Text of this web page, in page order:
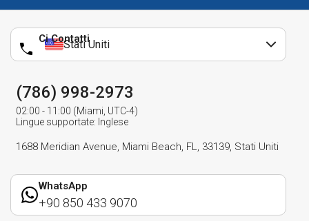
Ci Contatti
Stati Uniti
(786) 998-2973
02:00 - 11:00 (Miami, UTC-4)
Lingue supportate: Inglese
1688 Meridian Avenue, Miami Beach, FL, 33139, Stati Uniti
WhatsApp
+90 850 433 9070